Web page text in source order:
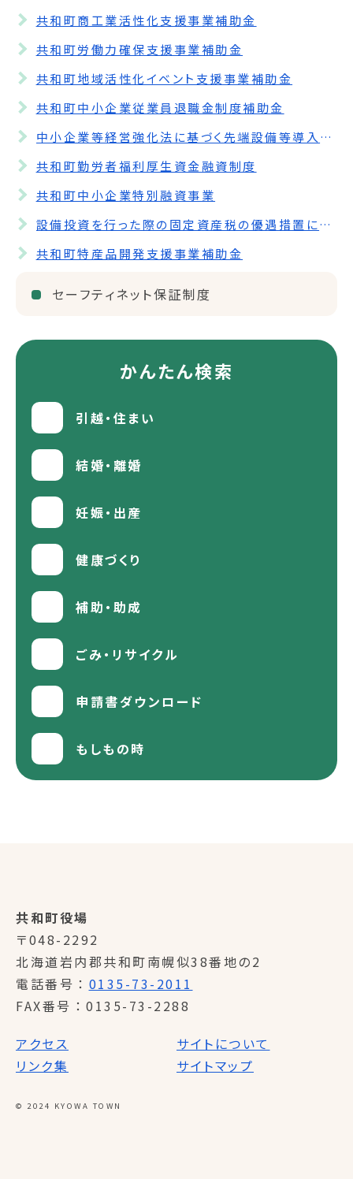
共和町商工業活性化支援事業補助金
共和町労働力確保支援事業補助金
共和町地域活性化イベント支援事業補助金
共和町中小企業従業員退職金制度補助金
中小企業等経営強化法に基づく先端設備等導入計画
共和町勤労者福利厚生資金融資制度
共和町中小企業特別融資事業
設備投資を行った際の固定資産税の優遇措置について
共和町特産品開発支援事業補助金
セーフティネット保証制度
かんたん検索
引越・住まい
結婚・離婚
妊娠・出産
健康づくり
補助・助成
ごみ・リサイクル
申請書ダウンロード
もしもの時
共和町役場
〒048-2292
北海道岩内郡共和町南幌似38番地の2
電話番号
0135-73-2011
FAX番号
0135-73-2288
アクセス
サイトについて
リンク集
サイトマップ
© 2024 KYOWA TOWN